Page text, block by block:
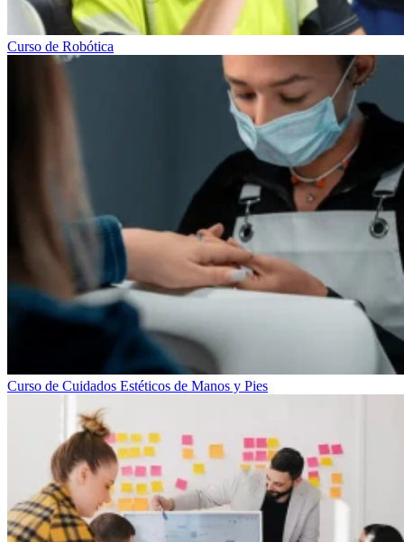
Curso de Robótica
Curso de Cuidados Estéticos de Manos y Pies